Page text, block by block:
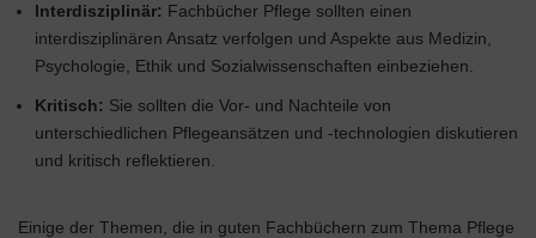
Interdisziplinär: Fachbücher Pflege sollten einen
interdisziplinären Ansatz verfolgen und Aspekte aus Medizin,
Psychologie, Ethik und Sozialwissenschaften einbeziehen.
Kritisch: Sie sollten die Vor- und Nachteile von
unterschiedlichen Pflegeansätzen und -technologien diskutieren
und kritisch reflektieren.
Einige der Themen, die in guten Fachbüchern zum Thema Pflege